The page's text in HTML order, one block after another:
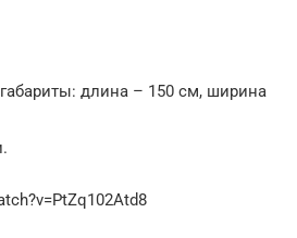
длина – 150 см, ширина